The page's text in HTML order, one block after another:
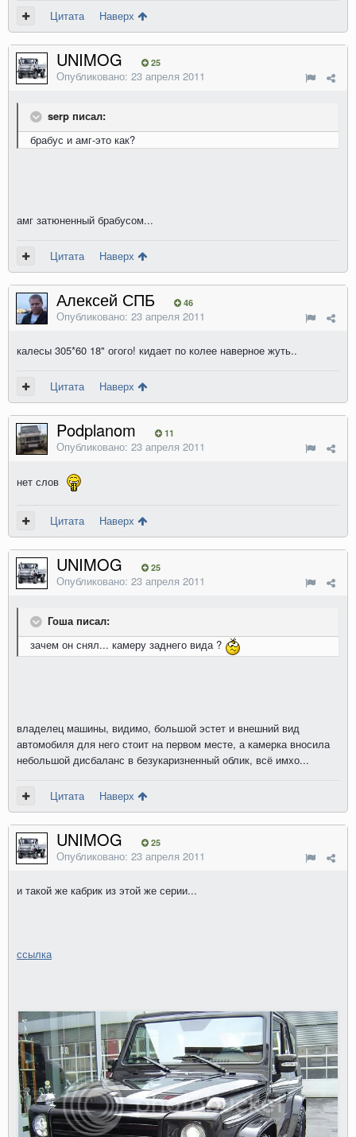
Цитата Наверх
UNIMOG 25
Опубликовано: 23 апреля 2011
serp писал:
брабус и амг-это как?
амг затюненный брабусом...
Цитата Наверх
Алексей СПБ 46
Опубликовано: 23 апреля 2011
калесы 305*60 18" огого! кидает по колее наверное жуть..
Цитата Наверх
Podplanom 11
Опубликовано: 23 апреля 2011
нет слов
Цитата Наверх
UNIMOG 25
Опубликовано: 23 апреля 2011
Гоша писал:
зачем он снял... камеру заднего вида ?
владелец машины, видимо, большой эстет и внешний вид
автомобиля для него стоит на первом месте, а камерка вносила
небольшой дисбаланс в безукаризненный облик, всё имхо...
Цитата Наверх
UNIMOG 25
Опубликовано: 23 апреля 2011
и такой же кабрик из этой же серии...
ссылка